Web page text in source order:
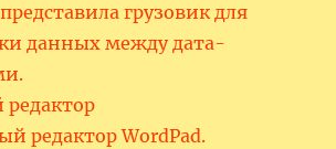
грузовик для
данных между дата-
редактор
редактор WordPad.